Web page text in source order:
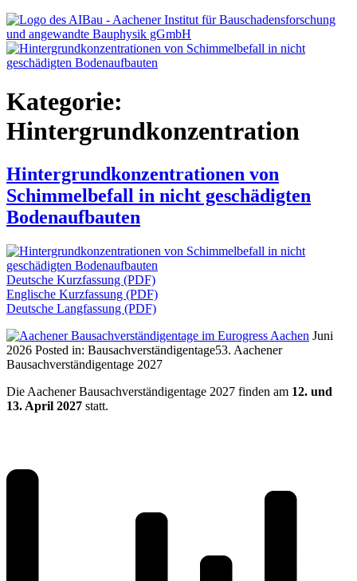
AIBau – Aachener Institut für Bauschadensforschung und
Kategorie:
Hintergrundkonzentration
Hintergrundkonzentrationen von
Schimmelbefall in nicht geschädigten
Bodenaufbauten
Deutsche Kurzfassung (PDF)
Englische Kurzfassung (PDF)
Deutsche Langfassung (PDF)
Juni
2026 Posted in: Bausachverständigentage53. Aachener
Bausachverständigentage 2027
Die Aachener Bausachverständigentage 2027 finden am 12. und
13. April 2027 statt.